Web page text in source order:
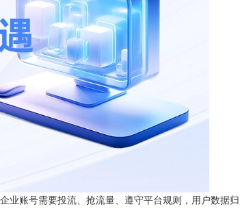
业账号需要投流、抢流量、遵守平台规则，用户数据归